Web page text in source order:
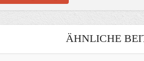
ÄHNLICHE